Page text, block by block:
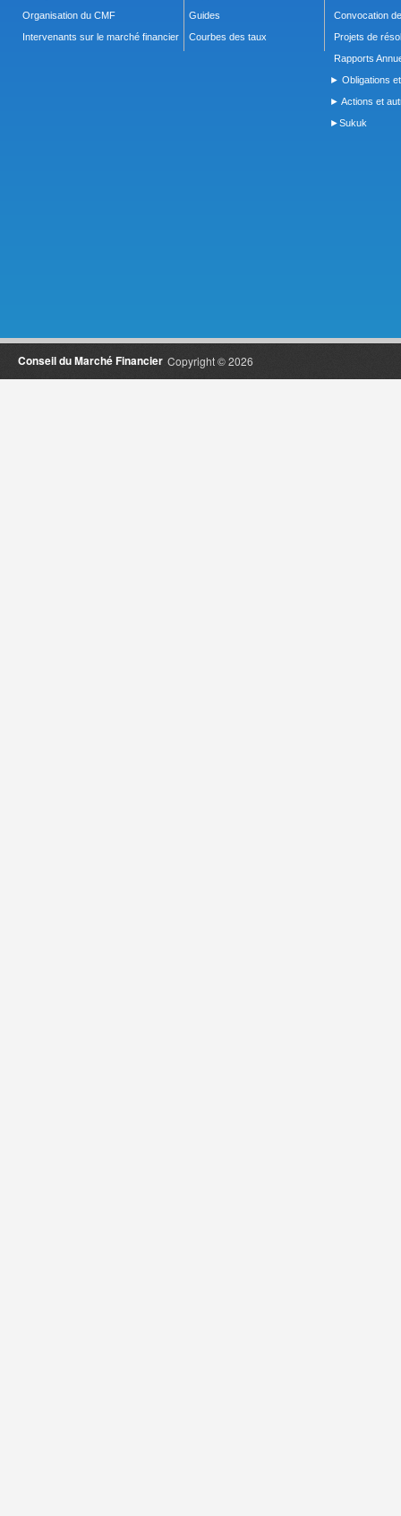
Organisation du CMF
Intervenants sur le marché financier
Guides
Courbes des taux
Convocation
Projets de
Rapports
► Obligations
► Actions et
►Sukuk
Copyright © 2026
Conseil du Marché Financier